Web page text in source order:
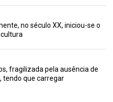
no século XX, iniciou-se o
fragilizada pela ausência de
tendo que carregar